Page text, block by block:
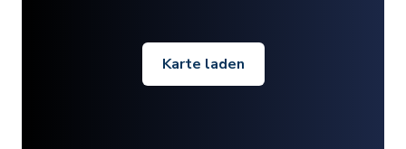
Karte laden